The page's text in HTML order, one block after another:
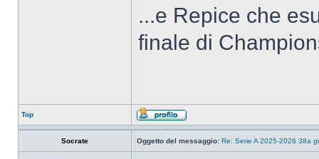
...e Repice che
finale di
Top
Socrate Oggetto del messaggio: Re: Serie A 2025-2026 38a